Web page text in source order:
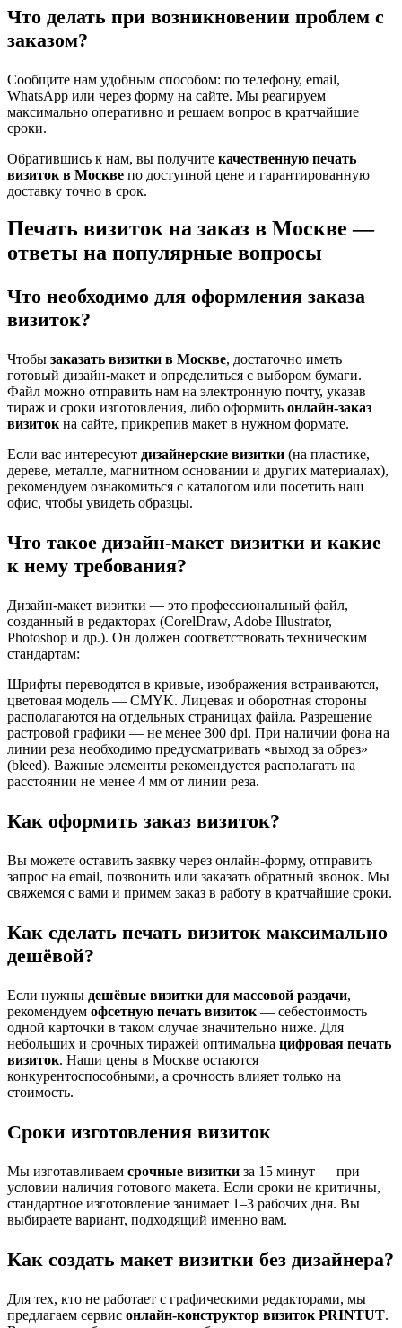
Что делать при возникновении проблем с
заказом?
Сообщите нам удобным способом: по телефону, email,
WhatsApp или через форму на сайте. Мы реагируем
максимально оперативно и решаем вопрос в кратчайшие
сроки.
Обратившись к нам, вы получите качественную печать
визиток в Москве по доступной цене и гарантированную
доставку точно в срок.
Печать визиток на заказ в Москве —
ответы на популярные вопросы
Что необходимо для оформления заказа
визиток?
Чтобы заказать визитки в Москве, достаточно иметь
готовый дизайн-макет и определиться с выбором бумаги.
Файл можно отправить нам на электронную почту, указав
тираж и сроки изготовления, либо оформить онлайн-заказ
визитокна сайте, прикрепив макет в нужном формате.
Если вас интересуют дизайнерские визитки (на пластике,
дереве, металле, магнитном основании и других материалах),
рекомендуем ознакомиться с каталогом или посетить наш
офис, чтобы увидеть образцы.
Что такое дизайн-макет визитки и какие
к нему требования?
Дизайн-макет визитки — это профессиональный файл,
созданный в редакторах (CorelDraw, Adobe Illustrator,
Photoshop и др.). Он должен соответствовать техническим
стандартам:
Шрифты переводятся в кривые, изображения встраиваются,
цветовая модель — CMYK. Лицевая и оборотная стороны
располагаются на отдельных страницах файла. Разрешение
растровой графики — не менее 300 dpi. При наличии фона на
линии реза необходимо предусматривать «выход за обрез»
(bleed). Важные элементы рекомендуется располагать на
расстоянии не менее 4 мм от линии реза.
Как оформить заказ визиток?
Вы можете оставить заявку через онлайн-форму, отправить
запрос на email, позвонить или заказать обратный звонок. Мы
свяжемся с вами и примем заказ в работу в кратчайшие сроки.
Как сделать печать визиток максимально
дешёвой?
Если нужны дешёвые визитки для массовой раздачи,
рекомендуем офсетную печать визиток— себестоимость
одной карточки в таком случае значительно ниже. Для
небольших и срочных тиражей оптимальна цифровая печать
визиток. Наши цены в Москве остаются
конкурентоспособными, а срочность влияет только на
стоимость.
Сроки изготовления визиток
Мы изготавливаем срочные визитки за 15 минут — при
условии наличия готового макета. Если сроки не критичны,
стандартное изготовление занимает 1–3 рабочих дня. Вы
выбираете вариант, подходящий именно вам.
Как создать макет визитки без дизайнера?
Для тех, кто не работает с графическими редакторами, мы
предлагаем сервис онлайн-конструктор визиток PRINTUT.